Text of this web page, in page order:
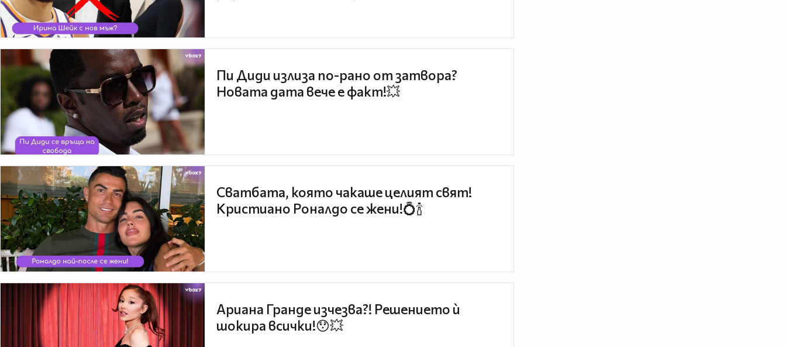
Пи Диди излиза по-рано от затвора?
Новата дата вече е факт!💥
Сватбата, която чакаше целият свят!
Кристиано Роналдо се жени!💍🍾
Ариана Гранде изчезва?! Решението ѝ
шокира всички!😯💥